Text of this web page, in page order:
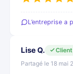
L’entreprise a
Lise Q.
Partagé le 18 mai